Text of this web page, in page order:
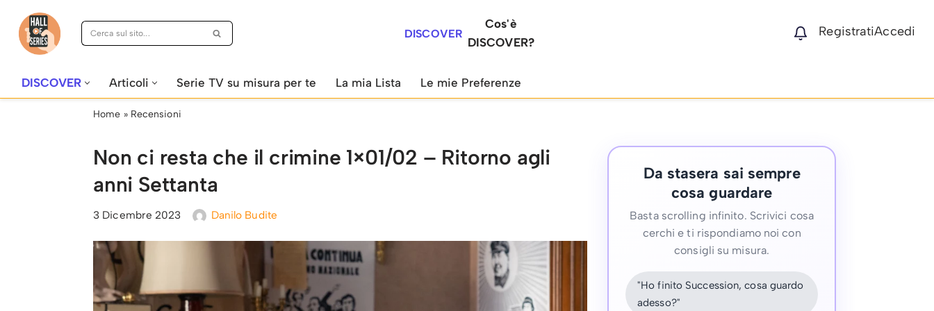
Vai
DISCOVER
Cos'è
DISCOVER?
RegistratiAccedi
DISCOVER Articoli Serie TV su misura per te La mia Lista Le mie Preferenze
Home » Recensioni
Non ci resta che il crimine 1×01/02 – Ritorno agli
anni Settanta
3 Dicembre 2023 Danilo Budite
Da stasera sai sempre
cosa guardare
Basta scrolling infinito. Scrivici cosa
cerchi e ti rispondiamo noi con
consigli su misura.
"Ho finito Succession, cosa guardo
adesso?"